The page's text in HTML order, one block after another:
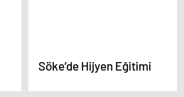
Söke’de Hijyen Eğitimi